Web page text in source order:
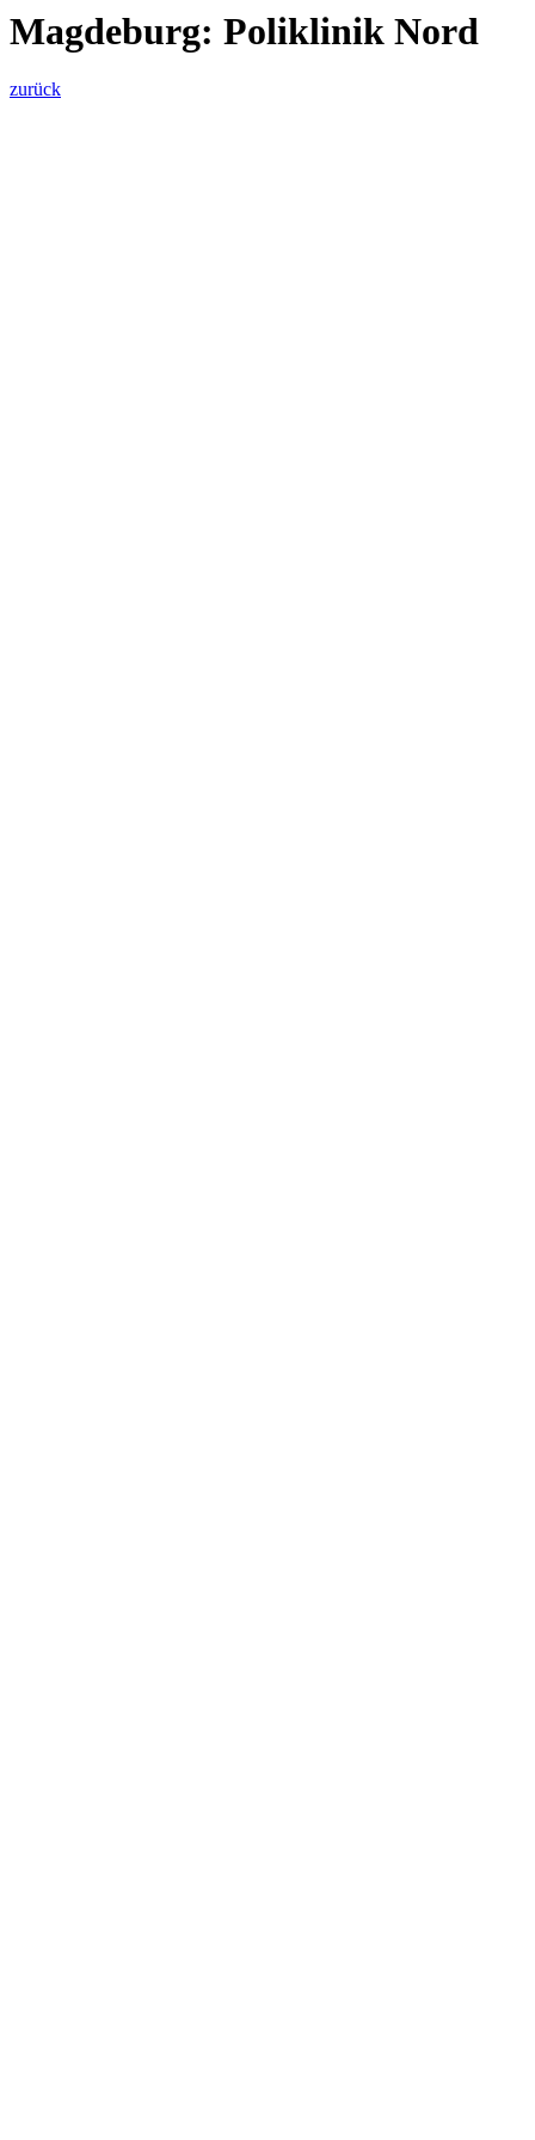
Magdeburg: Poliklinik Nord
zurück